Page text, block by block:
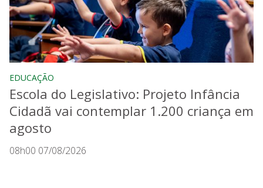
EDUCAÇÃO
Escola do Legislativo: Projeto Infância
Cidadã vai contemplar 1.200 criança em
agosto
08h00 07/08/2026